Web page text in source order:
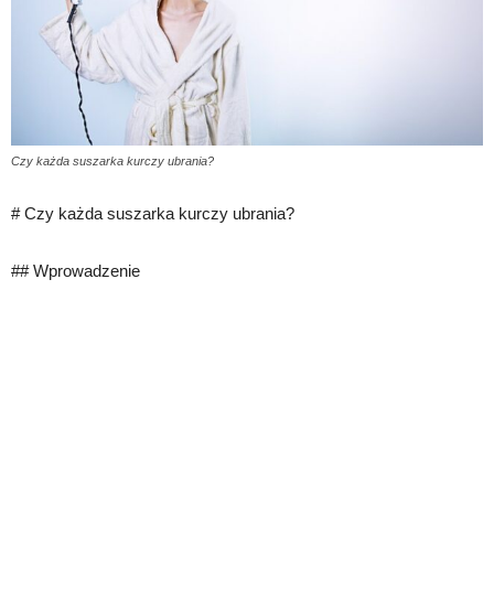
Czy każda suszarka kurczy ubrania?
# Czy każda suszarka kurczy ubrania?
## Wprowadzenie